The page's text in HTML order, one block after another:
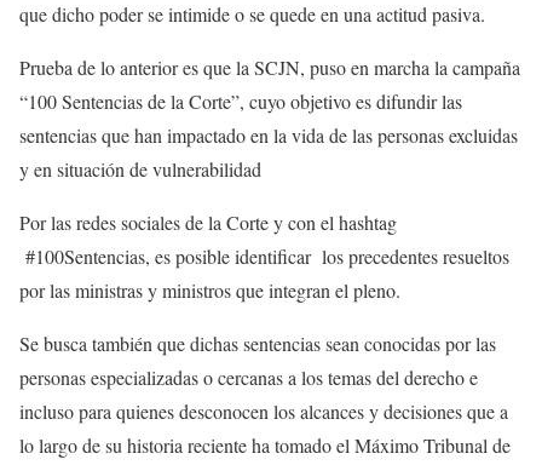
que dicho poder se intimide o se quede en una actitud pasiva.
Prueba de lo anterior es que la SCJN, puso en marcha la campaña
“100 Sentencias de la Corte”, cuyo objetivo es difundir las
sentencias que han impactado en la vida de las personas excluidas
y en situación de vulnerabilidad
Por las redes sociales de la Corte y con el hashtag
#100Sentencias, es posible identificar los precedentes resueltos
por las ministras y ministros que integran el pleno.
Se busca también que dichas sentencias sean conocidas por las
personas especializadas o cercanas a los temas del derecho e
incluso para quienes desconocen los alcances y decisiones que a
lo largo de su historia reciente ha tomado el Máximo Tribunal de